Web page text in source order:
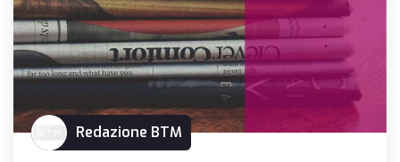
Redazione BTM